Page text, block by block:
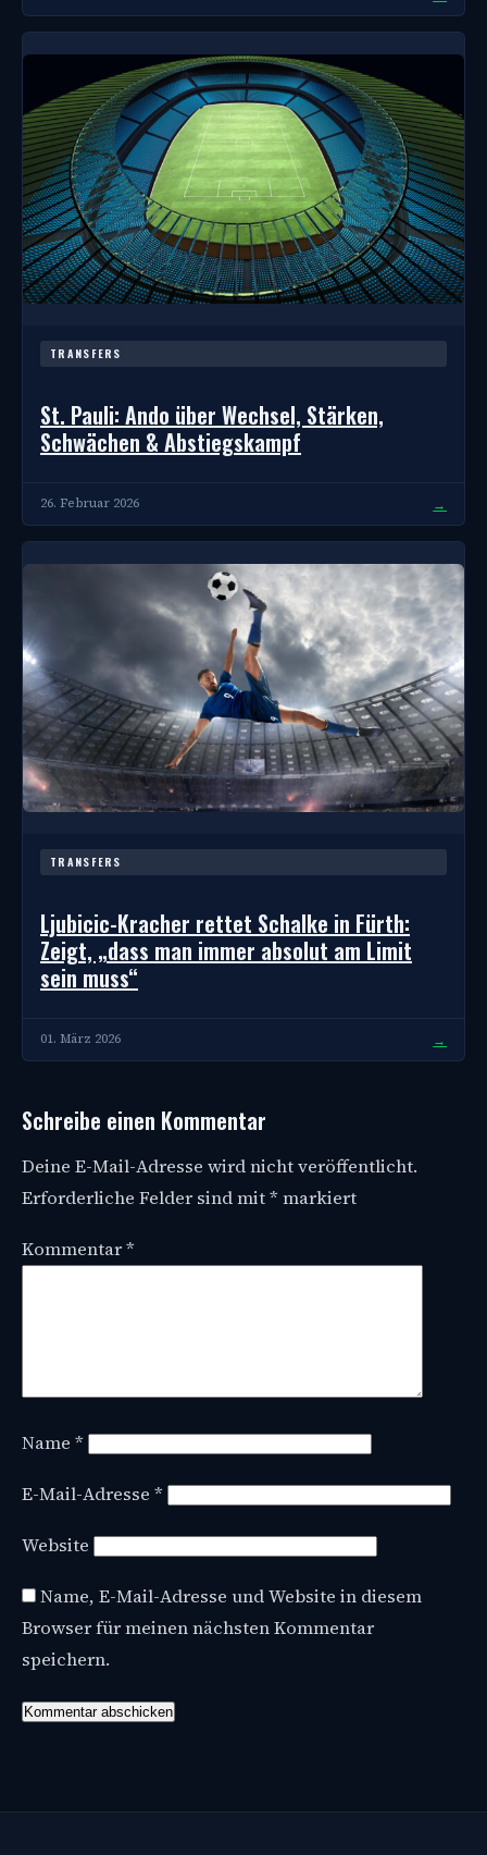
TRANSFERS
St. Pauli: Ando über Wechsel, Stärken,
Schwächen & Abstiegskampf
26. Februar 2026 →
TRANSFERS
Ljubicic-Kracher rettet Schalke in Fürth:
Zeigt, „dass man immer absolut am Limit
sein muss“
01. März 2026 →
Schreibe einen Kommentar
Deine E-Mail-Adresse wird nicht veröffentlicht.
Erforderliche Felder sind mit*markiert
Kommentar*
Name *
E-Mail-Adresse *
Website
Name, E-Mail-Adresse und Website in diesem
Browser für meinen nächsten Kommentar
speichern.